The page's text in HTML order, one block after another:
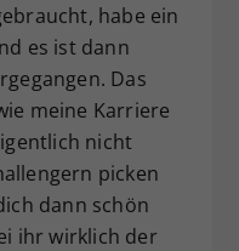
habe ein
es ist dann
Das
meine Karriere
nicht
picken
dann schön
ihr wirklich der